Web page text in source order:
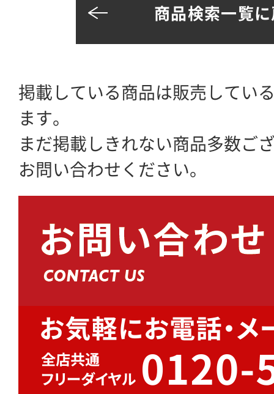
商品検索一覧
掲載している商品は販売してい
ます。
まだ掲載しきれない商品多数ご
お問い合わせください。